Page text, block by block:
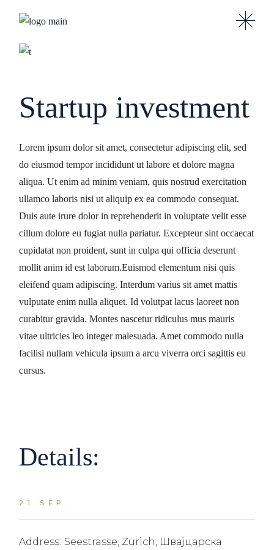
Startup investment
Lorem ipsum dolor sit amet, consectetur adipiscing elit, sed
do eiusmod tempor incididunt ut labore et dolore magna
aliqua. Ut enim ad minim veniam, quis nostrud exercitation
ullamco laboris nisi ut aliquip ex ea commodo consequat.
Duis aute irure dolor in reprehenderit in voluptate velit esse
cillum dolore eu fugiat nulla pariatur. Excepteur sint occaecat
cupidatat non proident, sunt in culpa qui officia deserunt
mollit anim id est laborum.Euismod elementum nisi quis
eleifend quam adipiscing. Interdum varius sit amet mattis
vulputate enim nulla aliquet. Id volutpat lacus laoreet non
curabitur gravida. Montes nascetur ridiculus mus mauris
vitae ultricies leo integer malesuada. Amet commodo nulla
facilisi nullam vehicula ipsum a arcu viverra orci sagittis eu
cursus.
Details:
21 SEP.
Address: Seestrasse, Zürich, Швајцарска